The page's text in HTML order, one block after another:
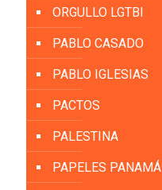
ORGULLO LGTBI
PABLO CASADO
PABLO IGLESIAS
PACTOS
PALESTINA
PAPELES PANAMÁ